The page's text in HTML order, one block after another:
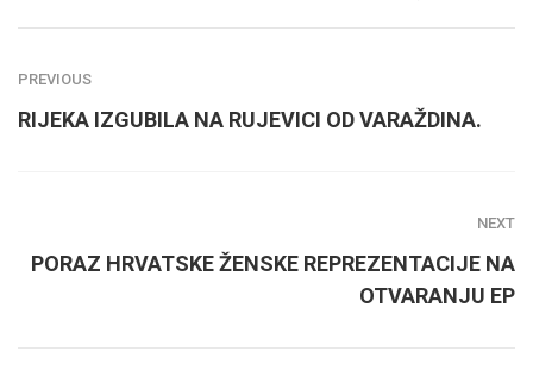
PREVIOUS
RIJEKA IZGUBILA NA RUJEVICI OD VARAŽDINA.
NEXT
PORAZ HRVATSKE ŽENSKE REPREZENTACIJE NA
OTVARANJU EP